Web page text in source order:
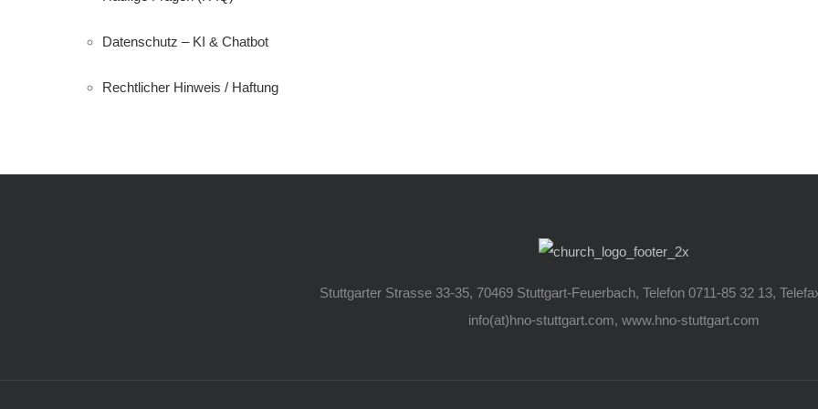
Datenschutz – KI & Chatbot
Rechtlicher Hinweis / Haftung
Stuttgarter Strasse 33-35, 70469 Stuttgart-Feuerbach, Telefon 0711-85 32 13,
info(at)hno-stuttgart.com, www.hno-stuttgart.com